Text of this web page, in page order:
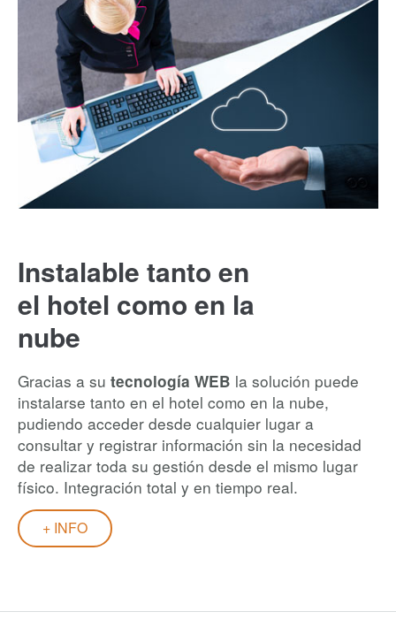
Instalable tanto en
el hotel como en la
nube
Gracias a su tecnología WEB la solución puede
instalarse tanto en el hotel como en la nube,
pudiendo acceder desde cualquier lugar a
consultar y registrar información sin la necesidad
de realizar toda su gestión desde el mismo lugar
físico. Integración total y en tiempo real.
+ INFO